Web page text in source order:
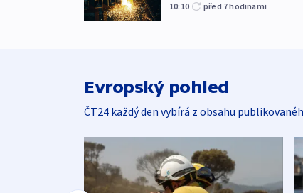
10:10 před 7hodinami
Evropský pohled
ČT24 každý den vybírá z obsahu